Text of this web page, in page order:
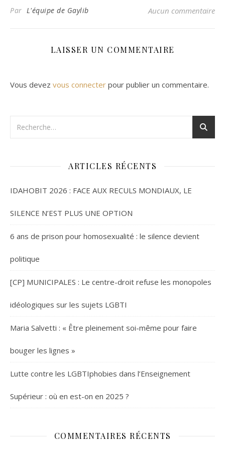
Par L'équipe de Gaylib Aucun commentaire
LAISSER UN COMMENTAIRE
Vous devez vous connecter pour publier un commentaire.
ARTICLES RÉCENTS
IDAHOBIT 2026 : FACE AUX RECULS MONDIAUX, LE
SILENCE N’EST PLUS UNE OPTION
6 ans de prison pour homosexualité : le silence devient
politique
[CP] MUNICIPALES : Le centre-droit refuse les monopoles
idéologiques sur les sujets LGBTI
Maria Salvetti : « Être pleinement soi-même pour faire
bouger les lignes »
Lutte contre les LGBTIphobies dans l’Enseignement
Supérieur : où en est-on en 2025 ?
COMMENTAIRES RÉCENTS